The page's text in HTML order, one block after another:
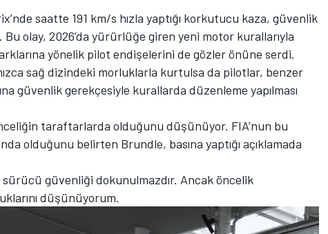
saatte 191 km/s hızla yaptığı korkutucu kaza, güvenlik
Bu olay, 2026’da yürürlüğe giren yeni motor kurallarıyla
yönelik pilot endişelerini de gözler önüne serdi.
sağ dizindeki morluklarla kurtulsa da pilotlar, benzer
güvenlik gerekçesiyle kurallarda düzenleme yapılması
taraftarlarda olduğunu düşünüyor. FIA’nun bu
olduğunu belirten Brundle, basına yaptığı açıklamada
güvenliği dokunulmazdır. Ancak öncelik
düşünüyorum.